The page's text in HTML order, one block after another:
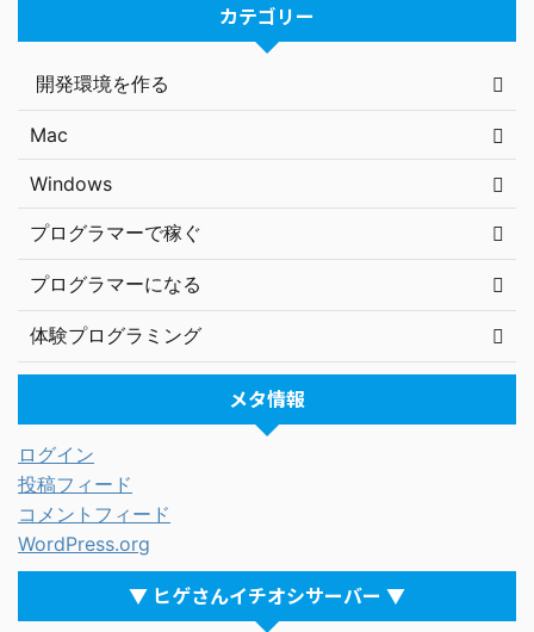
カテゴリー
開発環境を作る
Mac
Windows
プログラマーで稼ぐ
プログラマーになる
体験プログラミング
メタ情報
ログイン
投稿フィード
コメントフィード
WordPress.org
▼ ヒゲさんイチオシサーバー ▼